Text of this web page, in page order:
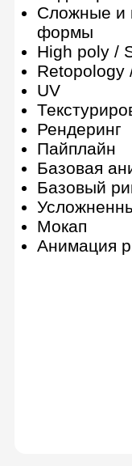
для камня в
Наложение и
камня в
Research
Как делать
Экспорт
Game engines
Рендер в
Как устроен
3D-художника